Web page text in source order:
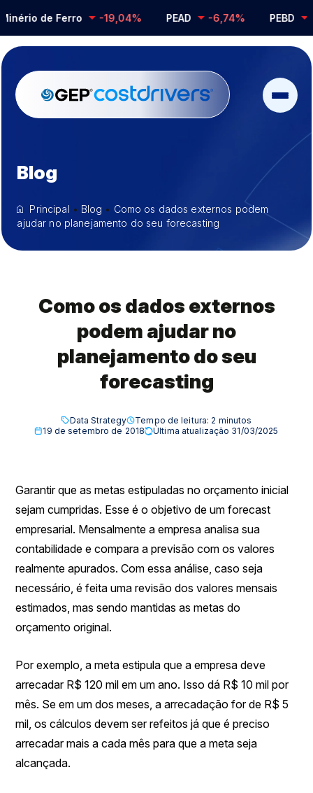
de Ferro -19,04% PEAD -6,74% PEBD -
Blog
Principal • Blog • Como os dados externos podem
ajudar no planejamento do seu forecasting
Como os dados externos
podem ajudar no
planejamento do seu
forecasting
Data Strategy Tempo de leitura: 2 minutos
19 de setembro de 2018
Última atualização 31/03/2025
Garantir que as metas estipuladas no orçamento inicial
sejam cumpridas. Esse é o objetivo de um forecast
empresarial. Mensalmente a empresa analisa sua
contabilidade e compara a previsão com os valores
realmente apurados. Com essa análise, caso seja
necessário, é feita uma revisão dos valores mensais
estimados, mas sendo mantidas as metas do
orçamento original.
Por exemplo, a meta estipula que a empresa deve
arrecadar R$ 120 mil em um ano. Isso dá R$ 10 mil por
mês. Se em um dos meses, a arrecadação for de R$ 5
mil, os cálculos devem ser refeitos já que é preciso
arrecadar mais a cada mês para que a meta seja
alcançada.